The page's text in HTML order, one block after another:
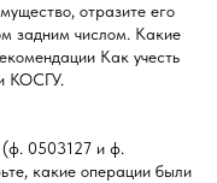
отразите его
задним числом. Какие
Как учесть
КОСГУ.
(ф. 0503127 и ф.
какие операции были